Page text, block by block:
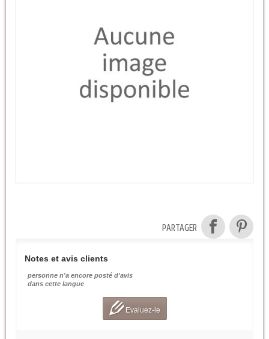
PARTAGER
Notes et avis clients
personne n'a encore posté d'avis
dans cette langue
Evaluez-le